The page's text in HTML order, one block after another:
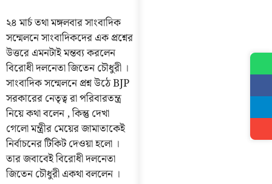
২৪ মার্চ তথা মঙ্গলবার সাংবাদিক
সন্মেলনে সাংবাদিকদের এক প্রশ্নের
উত্তরে এমনটাই মন্তব্য করলেন
বিরোধী দলনেতা জিতেন চৌধুরী ।
সাংবাদিক সন্মেলনে প্রশ্ন উঠে BJP
সরকারের নেতৃত্ব রা পরিবারতন্ত্র
নিয়ে কথা বলেন , কিন্তু দেখা
গেলো মন্ত্রীর মেয়ের জামাতাকেই
নির্বাচনের টিকিট দেওয়া হলো ।
তার জবাবেই বিরোধী দলনেতা
জিতেন চৌধুরী একথা বললেন ।